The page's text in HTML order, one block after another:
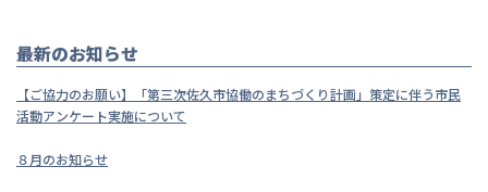
最新のお知らせ
【ご協力のお願い】「第三次佐久市協働のまちづくり計画」策定に伴う市民
活動アンケート実施について
８月のお知らせ